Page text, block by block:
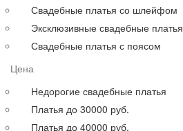
Свадебные платья со шлейфом
Эксклюзивные свадебные платья
Свадебные платья с поясом
Цена
Недорогие свадебные платья
Платья до 30000 руб.
Платья до 40000 руб.